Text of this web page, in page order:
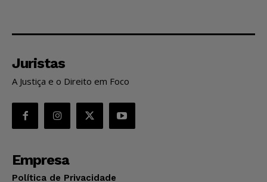
Juristas
A Justiça e o Direito em Foco
Empresa
Política de Privacidade